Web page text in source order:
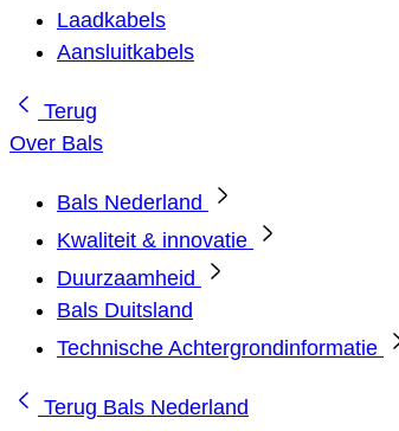
Laadkabels
Aansluitkabels
Terug
Over Bals
Bals Nederland
Kwaliteit & innovatie
Duurzaamheid
Bals Duitsland
Technische Achtergrondinformatie
Terug Bals Nederland